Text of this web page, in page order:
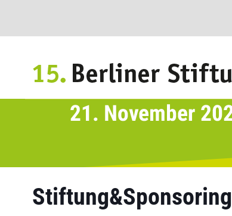
Stiftung&Sponsoring